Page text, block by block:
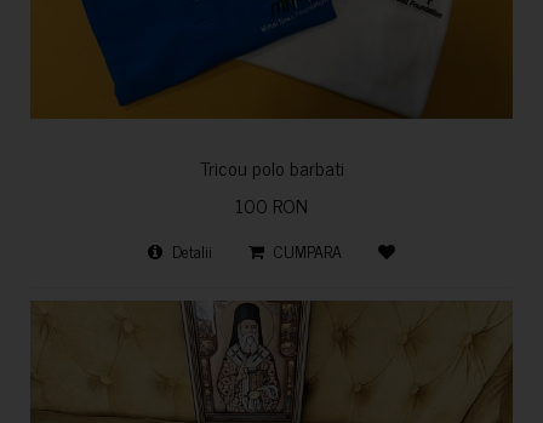
Tricou polo barbati
100 RON
Detalii CUMPARA